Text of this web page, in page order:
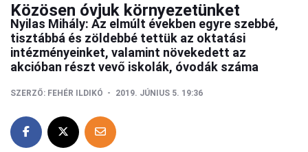
Közösen óvjuk környezetünket
Nyilas Mihály: Az elmúlt években egyre szebbé,
tisztábbá és zöldebbé tettük az oktatási
intézményeinket, valamint növekedett az
akcióban részt vevő iskolák, óvodák száma
SZERZŐ: FEHÉR ILDIKÓ 2019. JÚNIUS 5. 19:36